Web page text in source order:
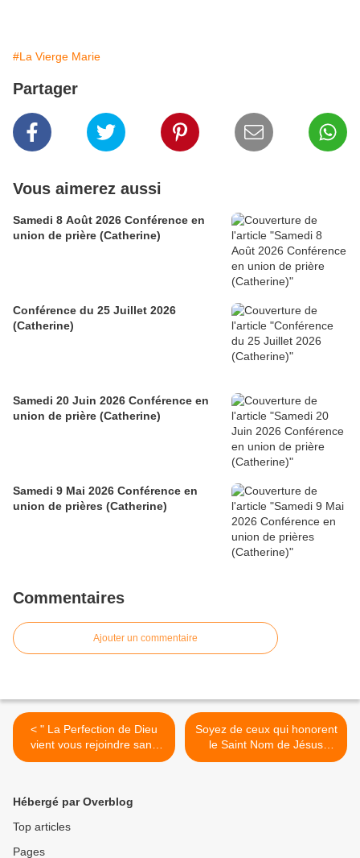
#La Vierge Marie
Partager
Vous aimerez aussi
Samedi 8 Août 2026 Conférence en
union de prière (Catherine)
Conférence du 25 Juillet 2026
(Catherine)
Samedi 20 Juin 2026 Conférence en
union de prière (Catherine)
Samedi 9 Mai 2026 Conférence en
union de prières (Catherine)
Commentaires
Ajouter un commentaire
< " La Perfection de Dieu
vient vous rejoindre sans
conditions " (23/10/2014)
Soyez de ceux qui honorent
le Saint Nom de Jésus
(Paris 29 novembre 2014) >
Hébergé par Overblog
Top articles
Pages